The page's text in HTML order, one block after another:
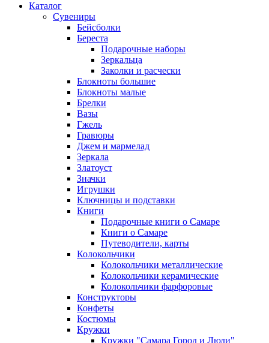
Каталог
Сувениры
Бейсболки
Береста
Подарочные наборы
Зеркальца
Заколки и расчески
Блокноты большие
Блокноты малые
Брелки
Вазы
Гжель
Гравюры
Джем и мармелад
Зеркала
Златоуст
Значки
Игрушки
Ключницы и подставки
Книги
Подарочные книги о Самаре
Книги о Самаре
Путеводители, карты
Колокольчики
Колокольчики металлические
Колокольчики керамические
Колокольчики фарфоровые
Конструкторы
Конфеты
Костюмы
Кружки
Кружки "Самара Город и Люди"